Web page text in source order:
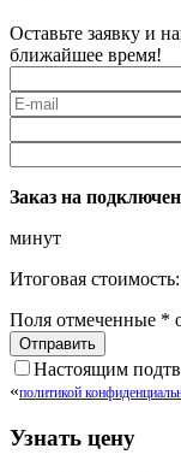
Оставьте заявку и
ближайшее время!
Заказ на
минут
Итоговая стоимость:
Поля отмеченные *
Настоящим
«политикой
Узнать цену